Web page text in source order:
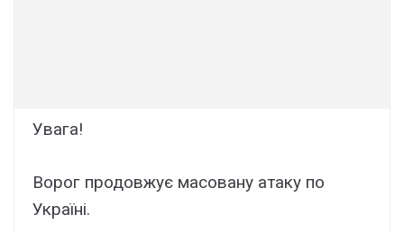
Увага!
Ворог продовжує масовану атаку по
Україні.